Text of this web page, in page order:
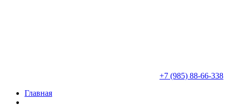
+7 (985) 88-66-338
Главная